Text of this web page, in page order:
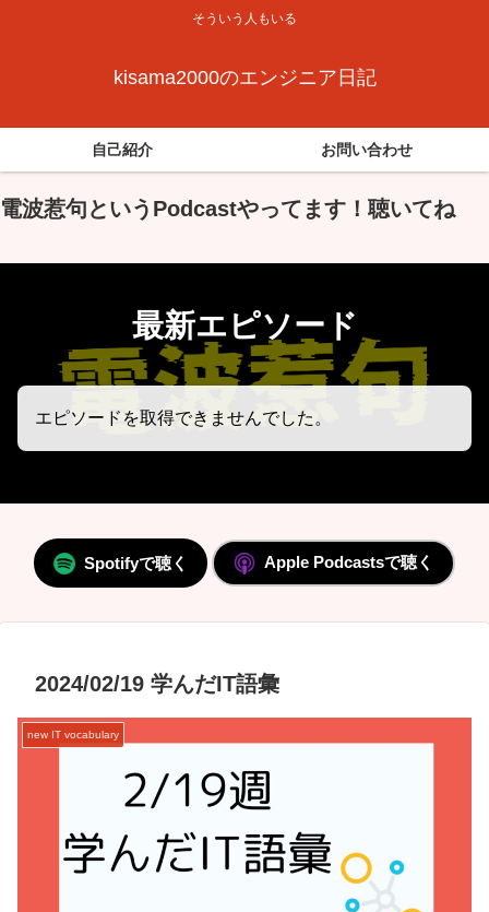
そういう人もいる
kisama2000のエンジニア日記
自己紹介 お問い合わせ
電波惹句というPodcastやってます！聴いてね
最新エピソード
エピソードを取得できませんでした。
Spotifyで聴く Apple Podcastsで聴く
2024/02/19 学んだIT語彙
new IT vocabulary